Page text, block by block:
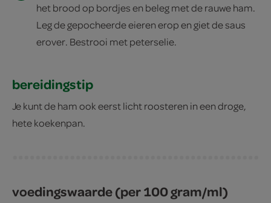
het brood op bordjes en beleg met de rauwe ham.
Leg de gepocheerde eieren erop en giet de saus
erover. Bestrooi met peterselie.
bereidingstip
Je kunt de ham ook eerst licht roosteren in een droge,
hete koekenpan.
voedingswaarde (per 100 gram/ml)